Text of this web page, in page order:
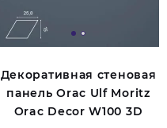
Декоративная стеновая
панель Orac Ulf Moritz
Orac Decor W100 3D